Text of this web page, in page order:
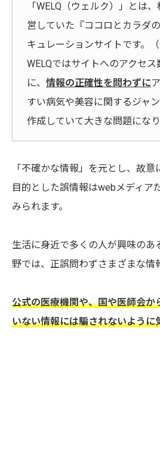
「WELQ（ウェルク）」とは
営していた『ココロとカラダ
キュレーションサイトです。（
WELQではサイトへのアクセ
に、 情報の正確性を問わずに
すい病気や美容に関するジャ
作成していて大きな問題になり
「不確かな情報」を元とし、故
目的とした誤情報はwebメディア
みられます。
生活に身近で多くの人が興味のあ
野では、正誤問わずさまざまな情
公式の医療機関や、国や医師会か
いない情報には騙されないように